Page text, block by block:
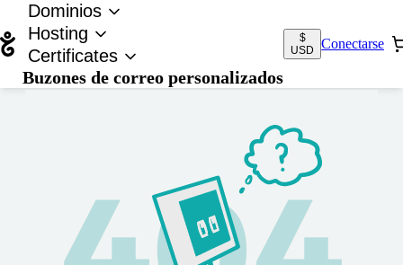
Dominios
Hosting
Certificates
Buzones de correo personalizados
$
USD
Conectarse